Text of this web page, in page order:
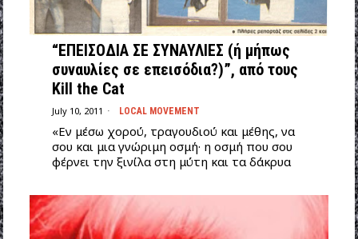
“ΕΠΕΙΣΟΔΙΑ ΣΕ ΣΥΝΑΥΛΙΕΣ (ή μήπως
συναυλίες σε επεισόδια?)”, από τους
Kill the Cat
July 10, 2011 LOCAL MOVEMENT
«Eν μέσω χορού, τραγουδιού και μέθης, να
σου και μια γνώριμη οσμή· η οσμή που σου
φέρνει την ξινίλα στη μύτη και τα δάκρυα